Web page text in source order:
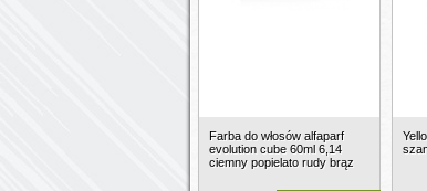
Farba do włosów alfaparf
evolution cube 60ml 6,14
ciemny popielato rudy brąz